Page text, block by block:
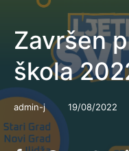
Završen
škola
admin-j 19/08/2022